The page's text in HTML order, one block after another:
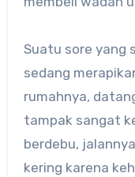
Suatu sore yang
sedang
rumahnya,
tampak sangat
berdebu,
kering karena